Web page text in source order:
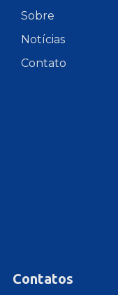
Sobre
Notícias
Contato
Contatos